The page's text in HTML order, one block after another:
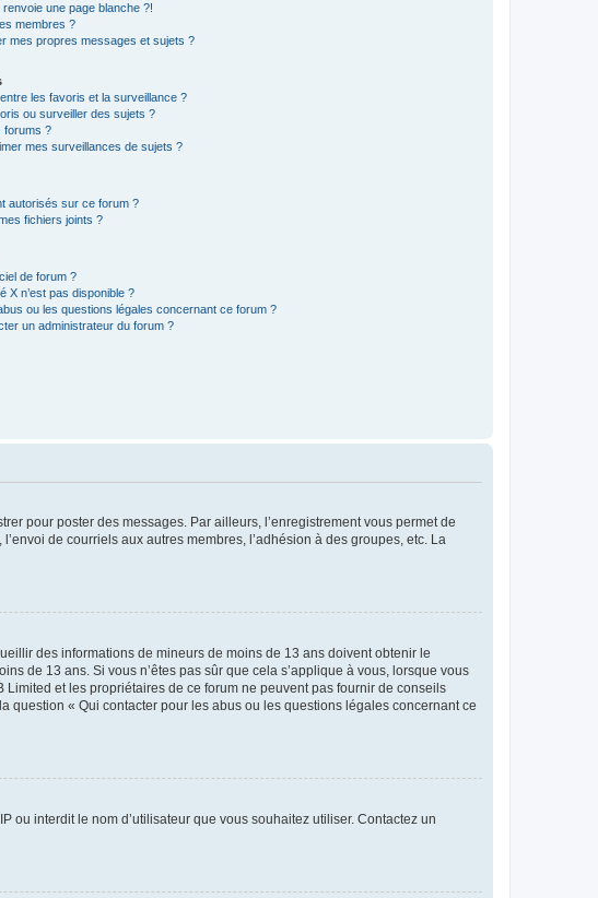
une page blanche ?!
membres ?
mes propres messages et sujets ?
les favoris et la surveillance ?
ou surveiller des sujets ?
forums ?
mes surveillances de sujets ?
autorisés sur ce forum ?
fichiers joints ?
de forum ?
X n’est pas disponible ?
ou les questions légales concernant ce forum ?
un administrateur du forum ?
pour poster des messages. Par ailleurs, l’enregistrement vous permet de
de courriels aux autres membres, l’adhésion à des groupes, etc. La
des informations de mineurs de moins de 13 ans doivent obtenir le
de 13 ans. Si vous n’êtes pas sûr que cela s’applique à vous, lorsque vous
et les propriétaires de ce forum ne peuvent pas fournir de conseils
question « Qui contacter pour les abus ou les questions légales concernant ce
ou interdit le nom d’utilisateur que vous souhaitez utiliser. Contactez un